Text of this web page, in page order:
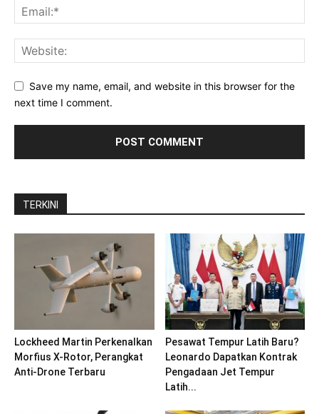
Save my name, email, and website in this browser for the
next time I comment.
TERKINI
Lockheed Martin Perkenalkan
Morfius X-Rotor, Perangkat
Anti-Drone Terbaru
Pesawat Tempur Latih Baru?
Leonardo Dapatkan Kontrak
Pengadaan Jet Tempur
Latih...